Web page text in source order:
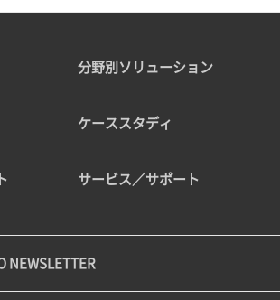
分野別ソリューション
ケーススタディ
サービス／サポート
NEWSLETTER